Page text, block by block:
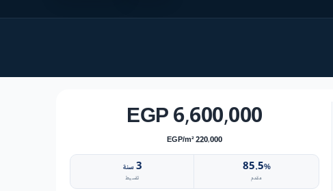
6,600,000 EGP
220,000 EGP/m²
85.5%
مقدم
3سنة
تقسيط